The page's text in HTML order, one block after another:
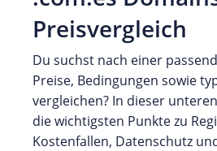
Preisvergleich
Du suchst nach einer
Preise, Bedingungen sowie
vergleichen? In dieser
die wichtigsten Punkte zu
Kostenfallen, Datenschutz